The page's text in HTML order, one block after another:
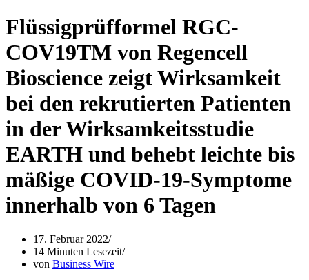
Flüssigprüfformel RGC-
COV19TM von Regencell
Bioscience zeigt Wirksamkeit
bei den rekrutierten Patienten
in der Wirksamkeitsstudie
EARTH und behebt leichte bis
mäßige COVID-19-Symptome
innerhalb von 6 Tagen
17. Februar 2022
14 Minuten Lesezeit
von Business Wire